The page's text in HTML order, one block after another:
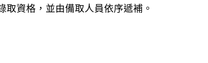
取資格，並由備取人員依序遞補。